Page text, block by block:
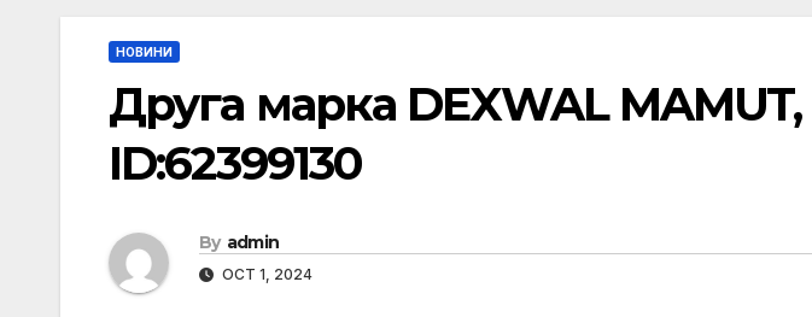
НОВИНИ
Друга марка DEXWAL MAMUT,
ID:62399130
By admin
OCT 1, 2024